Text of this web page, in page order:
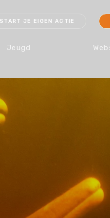
START JE EIGEN ACTIE
Jeugd